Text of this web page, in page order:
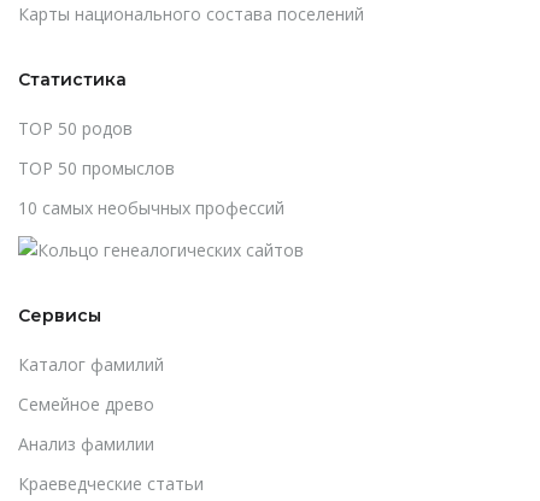
Карты национального состава поселений
Статистика
TOP 50 родов
TOP 50 промыслов
10 самых необычных профессий
Сервисы
Каталог фамилий
Cемейное древо
Анализ фамилии
Краеведческие статьи